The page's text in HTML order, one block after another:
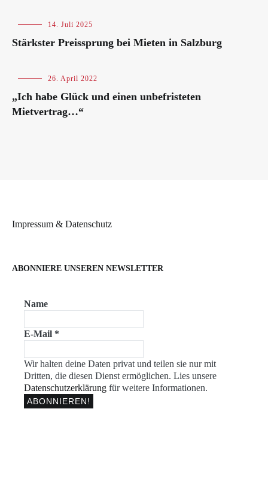
Blog 14. Juli 2025
Stärkster Preissprung bei Mieten in Salzburg
Blog ,
26. April 2022
„Ich habe Glück und einen unbefristeten
Mietvertrag…“
Impressum & Datenschutz
ABONNIERE UNSEREN NEWSLETTER
Name
E-Mail *
Wir halten deine Daten privat und teilen sie nur mit
Dritten, die diesen Dienst ermöglichen. Lies unsere
Datenschutzerklärung für weitere Informationen.